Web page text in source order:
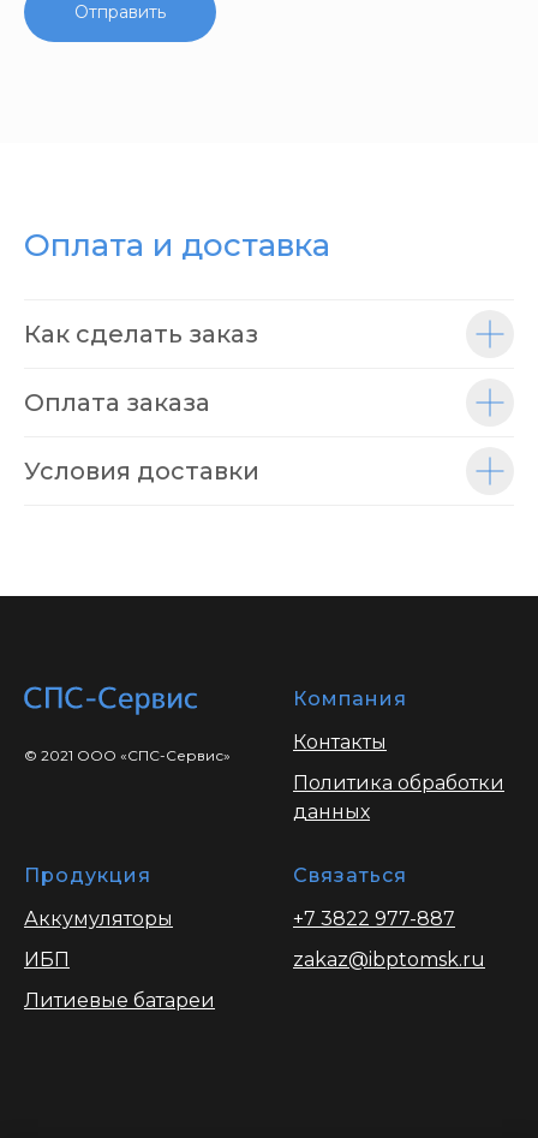
Отправить
Оплата и доставка
Как сделать заказ
Оплата заказа
Условия доставки
© 2021 ООО «СПС-Сервис»
Компания
Контакты
Политика обработки
данных
Продукция
Аккумуляторы
ИБП
Литиевые батареи
Связаться
+7 3822 977-887
zakaz@ibptomsk.ru